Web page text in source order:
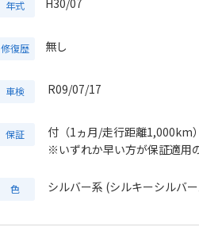
年式
修復歴 無し
車検 R09/07/17
保証
付（1ヵ月/走行距離1,000km）
※いずれか早い方が保証適用
色 シルバー系 (シルキーシルバ